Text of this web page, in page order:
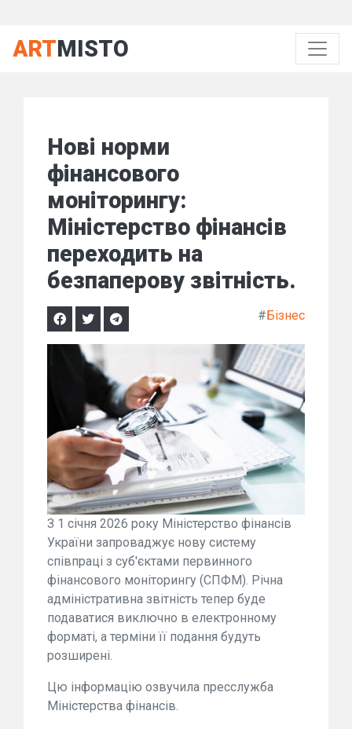
ARTMISTO
Нові норми
фінансового
моніторингу:
Міністерство фінансів
переходить на
безпаперову звітність.
#Бізнес
З 1 січня 2026 року Міністерство фінансів
України запроваджує нову систему
співпраці з суб'єктами первинного
фінансового моніторингу (СПФМ). Річна
адміністративна звітність тепер буде
подаватися виключно в електронному
форматі, а терміни її подання будуть
розширені.
Цю інформацію озвучила пресслужба
Міністерства фінансів.